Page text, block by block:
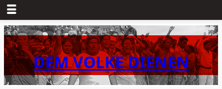
Zum
Inhalt
springenDEM VOLKE DIENEN